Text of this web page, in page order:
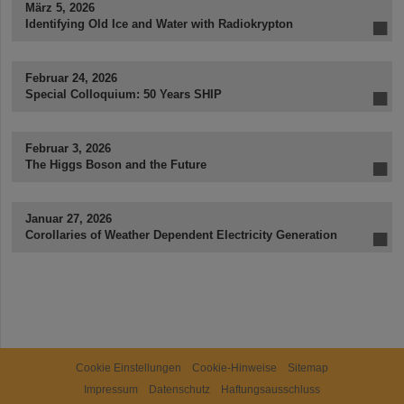
März 5, 2026
Identifying Old Ice and Water with Radiokrypton
Februar 24, 2026
Special Colloquium: 50 Years SHIP
Februar 3, 2026
The Higgs Boson and the Future
Januar 27, 2026
Corollaries of Weather Dependent Electricity Generation
Cookie Einstellungen Cookie-Hinweise
Sitemap
Impressum
Datenschutz Haftungsausschluss